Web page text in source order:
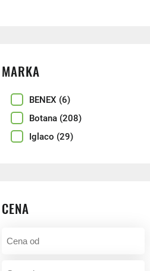
MARKA
BENEX (6)
Botana (208)
Iglaco (29)
CENA